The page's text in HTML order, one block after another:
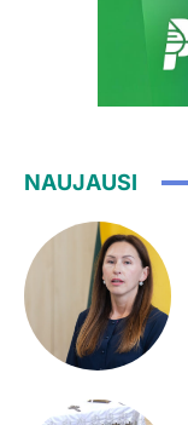
NAUJAUSI